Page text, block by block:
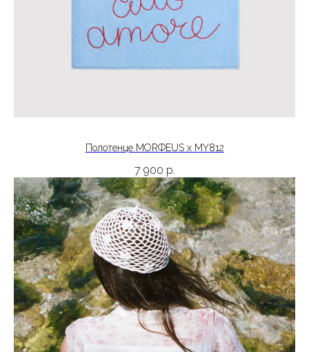
Полотенце MORФEUS x MY812
7 900 р.